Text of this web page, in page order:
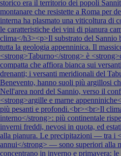
storico era il territorio dei popoli
montanare che resistette a Roma per
interna ha plasmato una viticoltura di
le caratteristiche dei vini di pianura
clima</h3><p>Il substrato del Sannio
tutta la geologia appenninica. Il
<strong>Taburno</strong> è
compatta che affiora bianca sui
drenanti; i versanti meridionali del
Benevento, hanno suoli più argillosi
Nell'area nord del Sannio, verso il
<strong>argille e marne
più pesanti e profondi.<br><br>Il
interno</strong>: più continentale
inverni freddi, nevosi in quota, ed
alla pianura. Le precipitazioni — tra i
annui</strong> — sono superiori alla
concentrano in inverno e primavera;